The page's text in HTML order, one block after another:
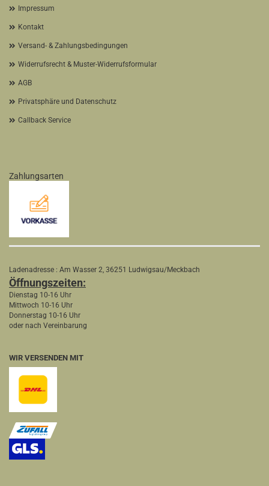
Impressum
Kontakt
Versand- & Zahlungsbedingungen
Widerrufsrecht & Muster-Widerrufsformular
AGB
Privatsphäre und Datenschutz
Callback Service
Zahlungsarten
Ladenadresse : Am Wasser 2, 36251 Ludwigsau/Meckbach
Öffnungszeiten:
Dienstag 10-16 Uhr
Mittwoch 10-16 Uhr
Donnerstag 10-16 Uhr
oder nach Vereinbarung
WIR VERSENDEN MIT